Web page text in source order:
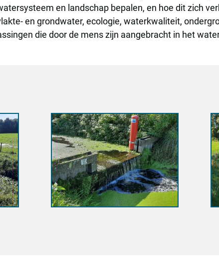
en landschap bepalen, en hoe dit zich
en grondwater, ecologie, waterkwaliteit,
die door de mens zijn aangebracht in het